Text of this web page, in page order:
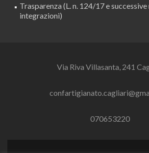
Trasparenza (L. n. 124/17 e
integrazioni)
Via Riva Villasanta, 241
070653220